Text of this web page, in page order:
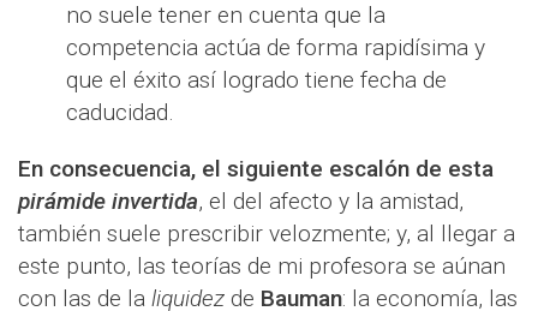
no suele tener en cuenta que la
competencia actúa de forma rapidísima y
que el éxito así logrado tiene fecha de
caducidad.
En consecuencia, el siguiente escalón de esta
pirámide invertida, el del afecto y la amistad,
también suele prescribir velozmente; y, al llegar a
este punto, las teorías de mi profesora se aúnan
con las de la liquidez de Bauman: la economía, las